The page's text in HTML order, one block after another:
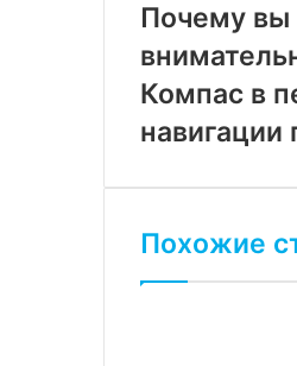
Почему вы
Компас в
навигации
Похожие